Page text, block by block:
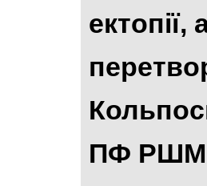
ектопії,
ПФ РШМ,